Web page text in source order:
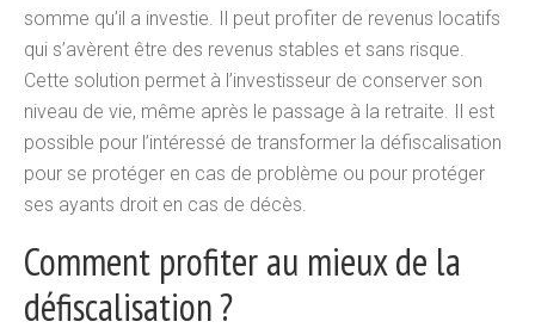
somme qu’il a investie. Il peut profiter de revenus locatifs
qui s’avèrent être des revenus stables et sans risque.
Cette solution permet à l’investisseur de conserver son
niveau de vie, même après le passage à la retraite. Il est
possible pour l’intéressé de transformer la défiscalisation
pour se protéger en cas de problème ou pour protéger
ses ayants droit en cas de décès.
Comment profiter au mieux de la
défiscalisation ?